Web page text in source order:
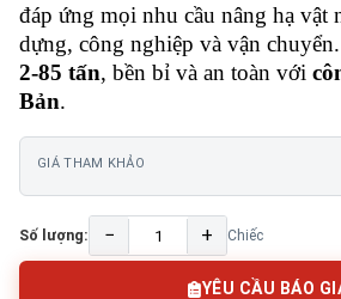
đáp ứng mọi nhu cầu nâng hạ vật
dựng, công nghiệp và vận chuyển.
2-85 tấn, bền bỉ và an toàn với
Bản.
GIÁ THAM KHẢO
Số lượng: − + Chiếc
YÊU CẦU BÁO